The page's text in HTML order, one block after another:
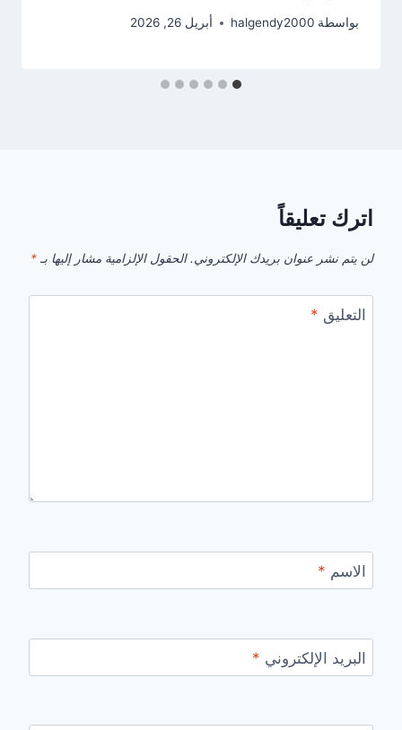
بواسطة halgendy2000 أبريل 26, 2026
اترك تعليقاً
لن يتم نشر عنوان بريدك الإلكتروني. الحقول الإلزامية مشار إليها بـ *
التعليق *
الاسم *
البريد الإلكتروني *